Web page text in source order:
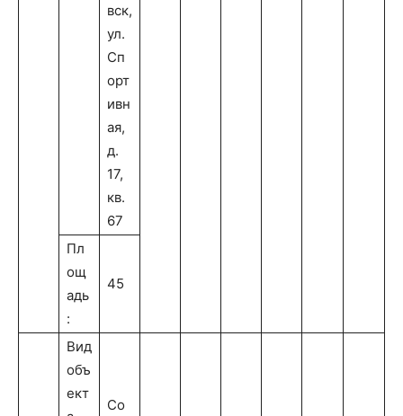
вск,
ул.
Сп
орт
ивн
ая,
д.
17,
кв.
67
Пл
ощ
адь
:
45
Вид
объ
ект
Со